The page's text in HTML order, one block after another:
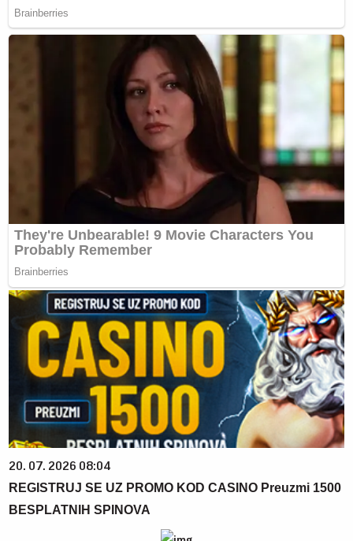
20. 07. 2026 08:04
REGISTRUJ SE UZ PROMO KOD CASINO Preuzmi 1500
BESPLATNIH SPINOVA